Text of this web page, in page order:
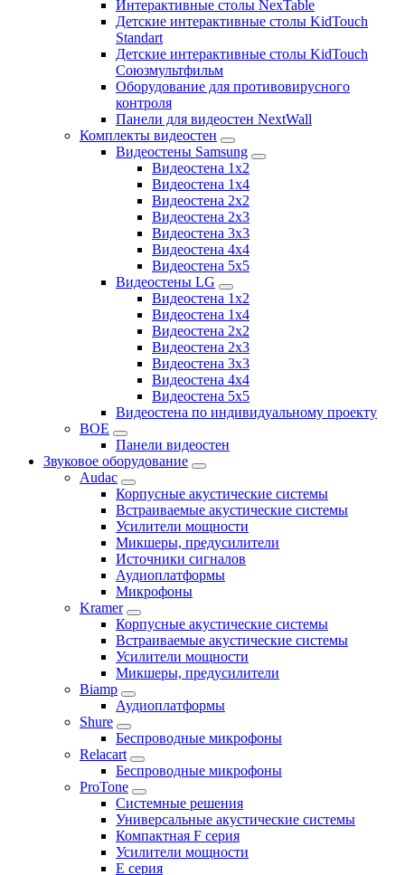
Интерактивные столы NexTable
Детские интерактивные столы KidTouch
Standart
Детские интерактивные столы KidTouch
Союзмультфильм
Оборудование для противовирусного
контроля
Панели для видеостен NextWall
Комплекты видеостен
Видеостены Samsung
Видеостена 1x2
Видеостена 1x4
Видеостена 2x2
Видеостена 2х3
Видеостена 3x3
Видеостена 4x4
Видеостена 5x5
Видеостены LG
Видеостена 1x2
Видеостена 1x4
Видеостена 2x2
Видеостена 2x3
Видеостена 3x3
Видеостена 4x4
Видеостена 5x5
Видеостена по индивидуальному проекту
BOE
Панели видеостен
Звуковое оборудование
Audac
Корпусные акустические системы
Встраиваемые акустические системы
Усилители мощности
Микшеры, предусилители
Источники сигналов
Аудиоплатформы
Микрофоны
Kramer
Корпусные акустические системы
Встраиваемые акустические системы
Усилители мощности
Микшеры, предусилители
Biamp
Аудиоплатформы
Shure
Беспроводные микрофоны
Relacart
Беспроводные микрофоны
ProTone
Системные решения
Универсальные акустические системы
Компактная F серия
Усилители мощности
E серия